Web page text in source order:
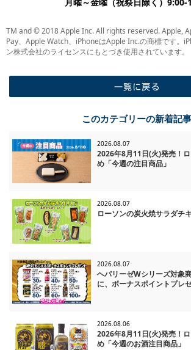
TM and © 2018 Apple Inc. All rights reserved. Apple,
Pay、Apple Watch、iPhoneはApple Inc.の商標です。
ン株式会社のライセンスにもとづき使用されています。
このカテゴリーの新着記事
2026.08.07
2026年8月11日(火)発売！
め「今週の注目商品」
2026.08.07
ローソンの炭火焼サラダチ
2026.08.07
ヘパリーゼWシリーズ対象
に、ボーナスポイントプレ
2026.08.06
2026年8月11日(火)発売！
め「今週のお酒注目商品」